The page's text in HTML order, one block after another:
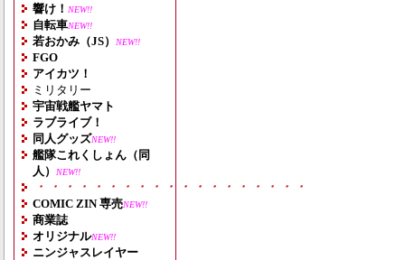
響け！ NEW!!
自転車NEW!!
若おかみ（JS） NEW!!
FGO
アイカツ！
ミリタリー
宇宙戦艦ヤマト
ラブライブ！
同人グッズNEW!!
艦隊これくしょん（同
人）
NEW!!
・・・・・・・・・・・・・・・・・・・
COMIC ZIN 専売NEW!!
商業誌
オリジナルNEW!!
ニンジャスレイヤー